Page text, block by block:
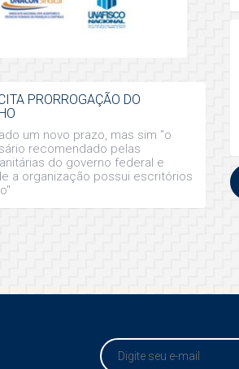
PRORROGAÇÃO DO
um novo prazo, mas sim "o
recomendado pelas
do governo federal e
a organização possui escritórios